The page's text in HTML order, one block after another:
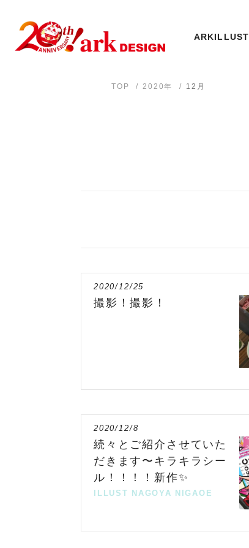
ARKILLUST
TOP 2020年 12月
2020/12/25
撮影！撮影！
2020/12/8
続々とご紹介させていた
だきます〜キラキラシー
ル！！！！新作✨
ILLUST NAGOYA NIGAOE